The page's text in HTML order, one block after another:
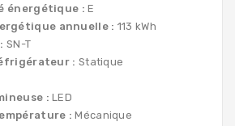
énergétique : E
annuelle : 113 kWh
SN-T
: Statique
: LED
: Mécanique